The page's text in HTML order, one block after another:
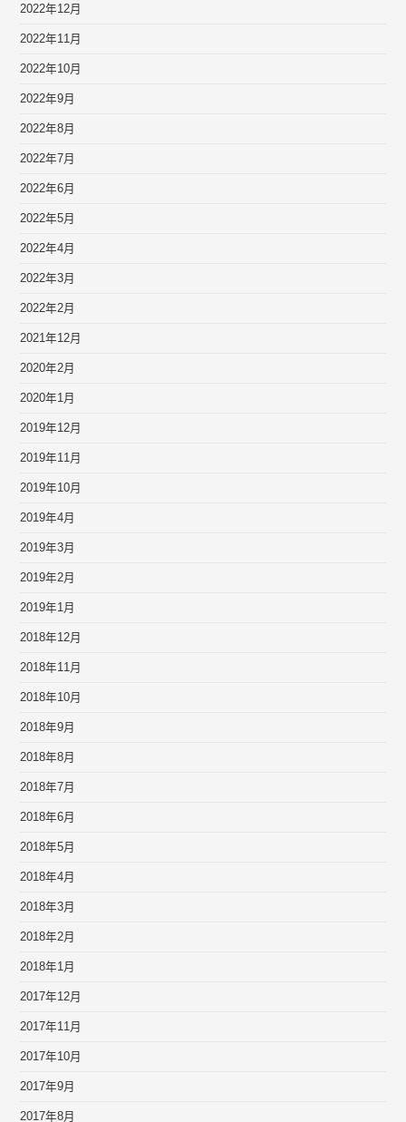
2022年12月
2022年11月
2022年10月
2022年9月
2022年8月
2022年7月
2022年6月
2022年5月
2022年4月
2022年3月
2022年2月
2021年12月
2020年2月
2020年1月
2019年12月
2019年11月
2019年10月
2019年4月
2019年3月
2019年2月
2019年1月
2018年12月
2018年11月
2018年10月
2018年9月
2018年8月
2018年7月
2018年6月
2018年5月
2018年4月
2018年3月
2018年2月
2018年1月
2017年12月
2017年11月
2017年10月
2017年9月
2017年8月